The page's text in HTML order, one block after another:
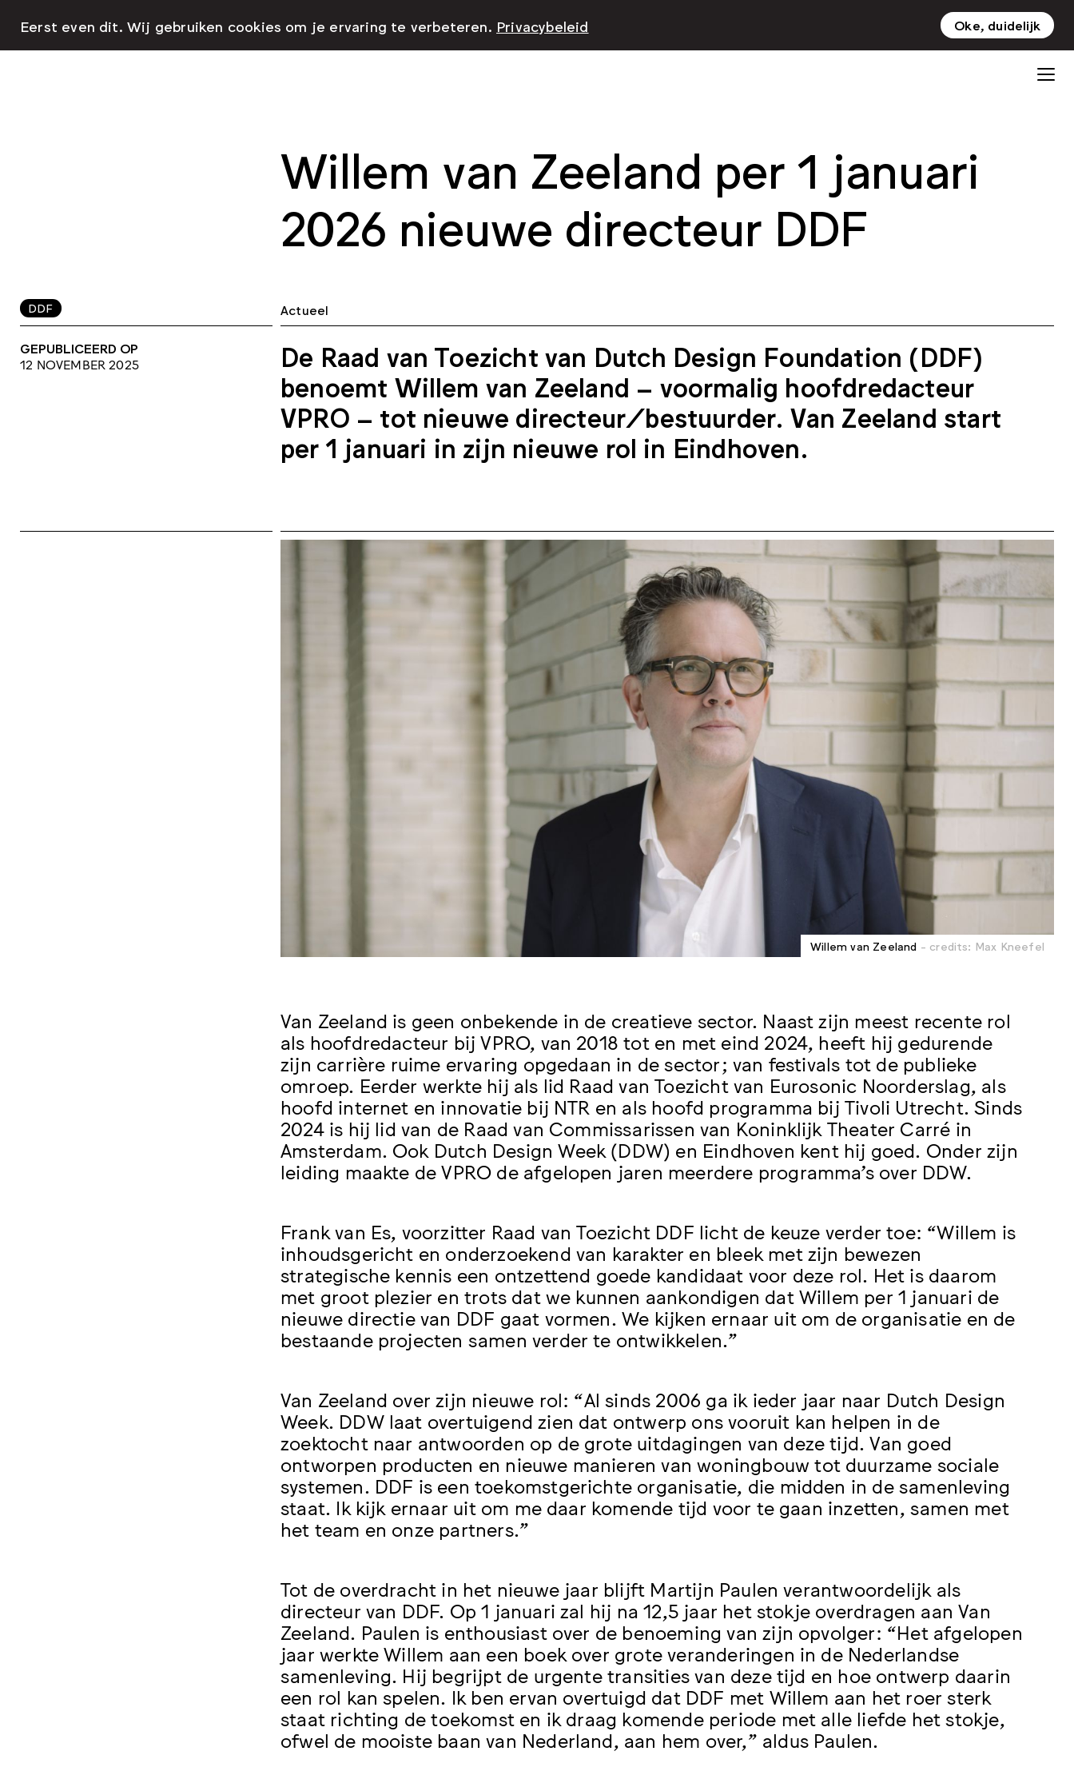
NL EN
Willem van Zeeland per 1 januari
2026 nieuwe directeur DDF
DDF
GEPUBLICEERD OP
12 NOVEMBER 2025
Actueel
De Raad van Toezicht van Dutch Design Foundation (DDF)
benoemt Willem van Zeeland – voormalig hoofdredacteur
VPRO – tot nieuwe directeur/bestuurder. Van Zeeland start
per 1 januari in zijn nieuwe rol in Eindhoven.
Willem van Zeeland - credits: Max Kneefel
Van Zeeland is geen onbekende in de creatieve sector. Naast zijn meest recente rol
als hoofdredacteur bij VPRO, van 2018 tot en met eind 2024, heeft hij gedurende
zijn carrière ruime ervaring opgedaan in de sector; van festivals tot de publieke
omroep. Eerder werkte hij als lid Raad van Toezicht van Eurosonic Noorderslag, als
hoofd internet en innovatie bij NTR en als hoofd programma bij Tivoli Utrecht. Sinds
2024 is hij lid van de Raad van Commissarissen van Koninklijk Theater Carré in
Amsterdam. Ook Dutch Design Week (DDW) en Eindhoven kent hij goed. Onder zijn
leiding maakte de VPRO de afgelopen jaren meerdere programma’s over DDW.
Frank van Es, voorzitter Raad van Toezicht DDF licht de keuze verder toe: “Willem is
inhoudsgericht en onderzoekend van karakter en bleek met zijn bewezen
strategische kennis een ontzettend goede kandidaat voor deze rol. Het is daarom
met groot plezier en trots dat we kunnen aankondigen dat Willem per 1 januari de
nieuwe directie van DDF gaat vormen. We kijken ernaar uit om de organisatie en de
bestaande projecten samen verder te ontwikkelen.”
Van Zeeland over zijn nieuwe rol: “Al sinds 2006 ga ik ieder jaar naar Dutch Design
Week. DDW laat overtuigend zien dat ontwerp ons vooruit kan helpen in de
zoektocht naar antwoorden op de grote uitdagingen van deze tijd. Van goed
ontworpen producten en nieuwe manieren van woningbouw tot duurzame sociale
systemen. DDF is een toekomstgerichte organisatie, die midden in de samenleving
staat. Ik kijk ernaar uit om me daar komende tijd voor te gaan inzetten, samen met
het team en onze partners.”
Tot de overdracht in het nieuwe jaar blijft Martijn Paulen verantwoordelijk als
directeur van DDF. Op 1 januari zal hij na 12,5 jaar het stokje overdragen aan Van
Zeeland. Paulen is enthousiast over de benoeming van zijn opvolger: “Het afgelopen
jaar werkte Willem aan een boek over grote veranderingen in de Nederlandse
samenleving. Hij begrijpt de urgente transities van deze tijd en hoe ontwerp daarin
een rol kan spelen. Ik ben ervan overtuigd dat DDF met Willem aan het roer sterk
staat richting de toekomst en ik draag komende periode met alle liefde het stokje,
ofwel de mooiste baan van Nederland, aan hem over,” aldus Paulen.
Eerst even dit. Wij gebruiken cookies om je ervaring te verbeteren. Privacybeleid Oke, duidelijk